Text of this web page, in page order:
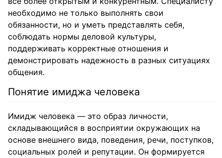
необходимо не только выполнять свои
обязанности, но и уметь представлять себя,
соблюдать нормы деловой культуры,
поддерживать корректные отношения и
демонстрировать надежность в разных ситуациях
общения.
Понятие имиджа человека
Имидж человека — это образ личности,
складывающийся в восприятии окружающих на
основе внешнего вида, поведения, речи, поступков,
социальных ролей и репутации. Он формируется